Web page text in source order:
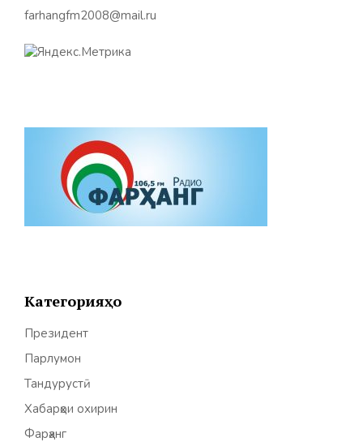
farhangfm2008@mail.ru
Категорияҳо
Президент
Парлумон
Тандурустӣ
Хабарҳои охирин
Фарҳанг